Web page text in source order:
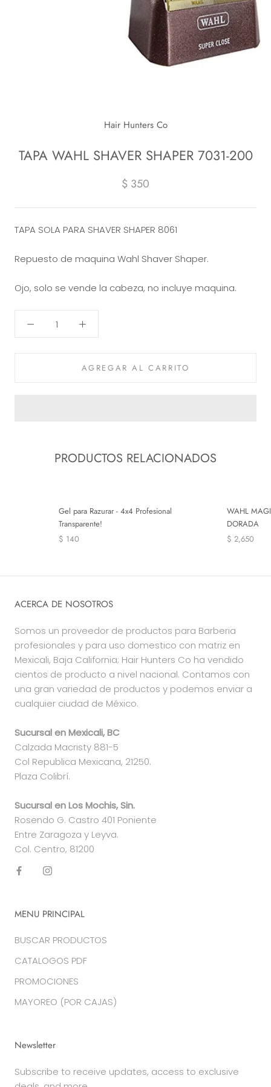
Hair Hunters Co
TAPA WAHL SHAVER SHAPER 7031-200
$ 350
TAPA SOLA PARA SHAVER SHAPER 8061
Repuesto de maquina Wahl Shaver Shaper.
Ojo, solo se vende la cabeza, no incluye maquina.
AGREGAR AL CARRITO
PRODUCTOS RELACIONADOS
Gel para Razurar - 4x4 Profesional
Transparente!
$ 140
WAHL
DORADA
$ 2,650
ACERCA DE NOSOTROS
Somos un proveedor de productos para Barberia
profesionales y para uso domestico con matriz en
Mexicali, Baja California; Hair Hunters Co ha vendido
cientos de producto a nivel nacional. Contamos con
una gran variedad de productos y podemos enviar a
cualquier ciudad de México.
Sucursal en Mexicali, BC
Calzada Macristy 881-5
Col Republica Mexicana, 21250.
Plaza Colibrí.
Sucursal en Los Mochis, Sin.
Rosendo G. Castro 401 Poniente
Entre Zaragoza y Leyva.
Col. Centro, 81200
MENU PRINCIPAL
BUSCAR PRODUCTOS
CATALOGOS PDF
PROMOCIONES
MAYOREO (POR CAJAS)
Newsletter
Subscribe to receive updates, access to exclusive